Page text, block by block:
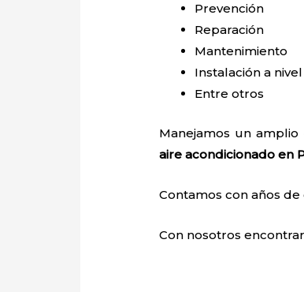
Prevención
Reparación
Mantenimiento
Instalación a
Entre otros
Manejamos un
aire acondicionado en
Contamos con años
Con nosotros